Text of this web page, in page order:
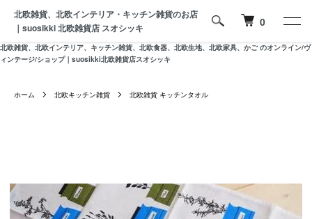
北欧雑貨、北欧インテリア、キッチン雑貨、北欧食器、北欧生地、北欧家具、かご のオンライン/ヴ
ィンテージ/ショップ｜suosikki北欧雑貨店スオシッキ
北欧雑貨、北欧インテリア・キッチン雑貨のお店
｜suosikki 北欧雑貨店 スオシッキ
0
ホーム 北欧キッチン雑貨 北欧雑貨 キッチンタオル